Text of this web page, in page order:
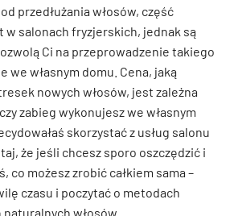
przedłużania włosów, część
w salonach fryzjerskich, jednak są
Ci na przeprowadzenie takiego
we własnym domu. Cena, jaką
nowych włosów, jest zależna
zabieg wykonujesz we własnym
skorzystać z usług salonu
że jeśli chcesz sporo oszczędzić i
co możesz zrobić całkiem sama –
czasu i poczytać o metodach
włosów.